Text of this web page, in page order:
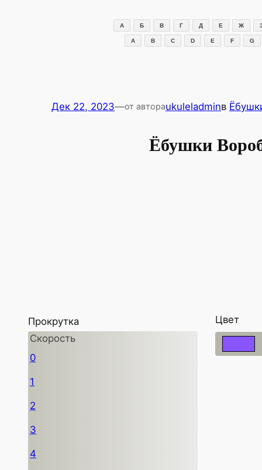
А Б В Г Д Е Ж
A B C D E F G
Дек 22, 2023—от автораukuleladminв
Ёбушки
Прокрутка
Скорость
0
1
2
3
4
Цвет